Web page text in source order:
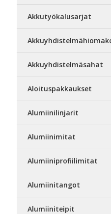
Akkutyökalusarjat
Akkuyhdistelmäsahat
Aloituspakkaukset
Alumiinilinjarit
Alumiinimitat
Alumiiniprofiilimitat
Alumiinitangot
Alumiiniteipit